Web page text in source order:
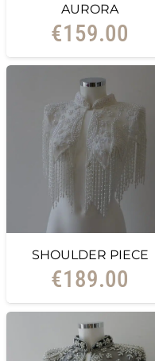
AURORA
€159.00
SHOULDER PIECE
€189.00